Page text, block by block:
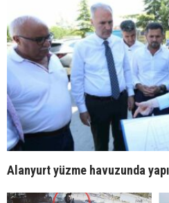
Alanyurt yüzme havuzunda